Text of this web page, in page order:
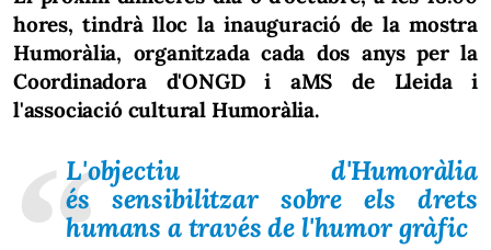
hores, tindrà lloc la inauguració de la mostra
Humoràlia, organitzada cada dos anys per la
Coordinadora d'ONGD i aMS de Lleida i
l'associació cultural Humoràlia.
L'objectiu d'Humoràlia
és sensibilitzar sobre els drets
humans a través de l'humor gràfic